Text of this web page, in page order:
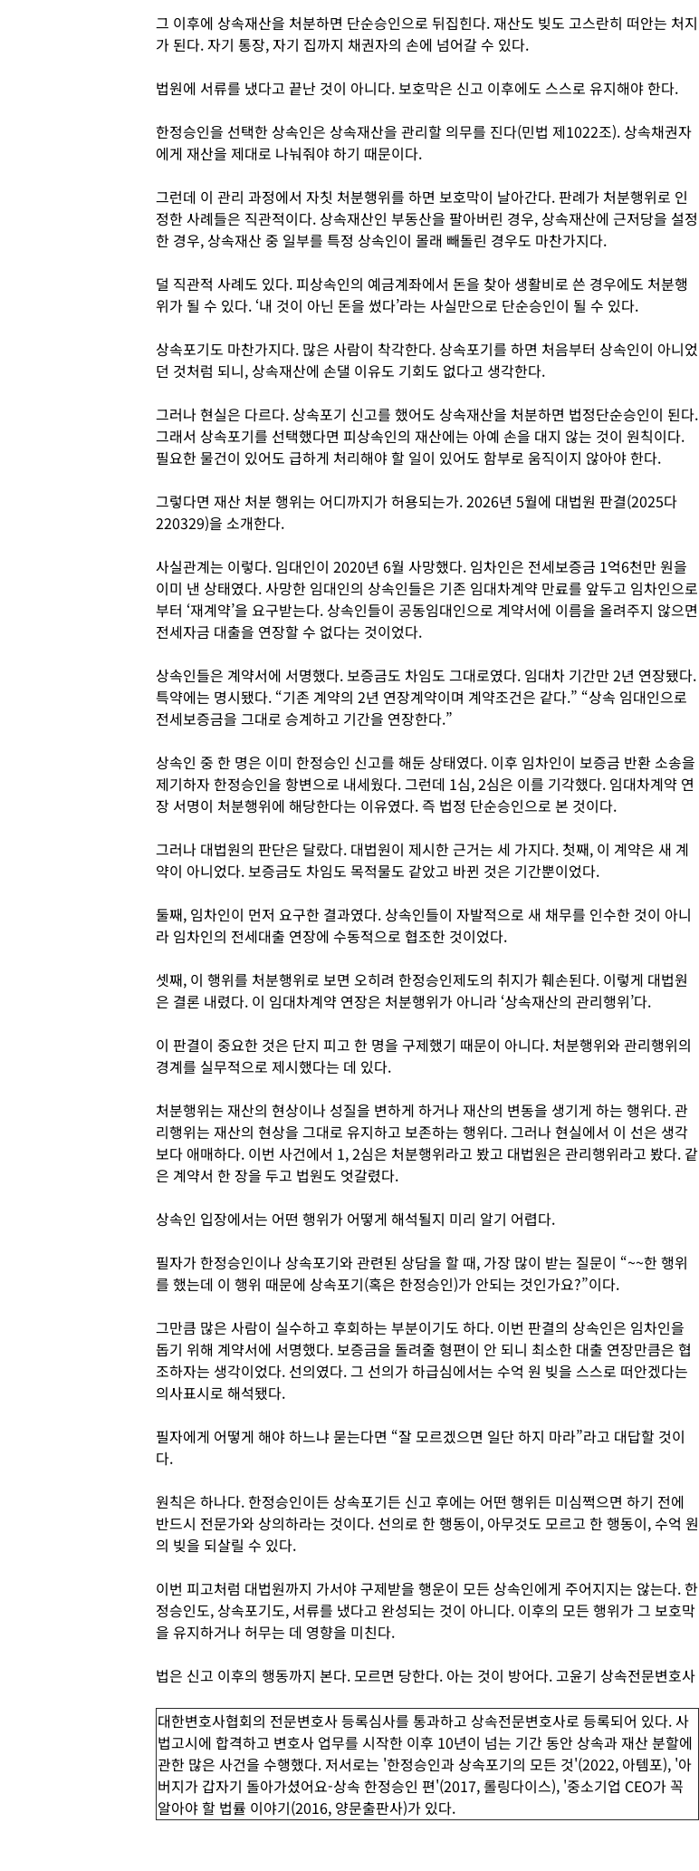
그 이후에 상속재산을 처분하면 단순승인으로 뒤집힌다. 재산도 빚도 고스란히 떠안는 처지
가 된다. 자기 통장, 자기 집까지 채권자의 손에 넘어갈 수 있다.
법원에 서류를 냈다고 끝난 것이 아니다. 보호막은 신고 이후에도 스스로 유지해야 한다.
한정승인을 선택한 상속인은 상속재산을 관리할 의무를 진다(민법 제1022조). 상속채권자
에게 재산을 제대로 나눠줘야 하기 때문이다.
그런데 이 관리 과정에서 자칫 처분행위를 하면 보호막이 날아간다. 판례가 처분행위로 인
정한 사례들은 직관적이다. 상속재산인 부동산을 팔아버린 경우, 상속재산에 근저당을 설정
한 경우, 상속재산 중 일부를 특정 상속인이 몰래 빼돌린 경우도 마찬가지다.
덜 직관적 사례도 있다. 피상속인의 예금계좌에서 돈을 찾아 생활비로 쓴 경우에도 처분행
위가 될 수 있다. ‘내 것이 아닌 돈을 썼다’라는 사실만으로 단순승인이 될 수 있다.
상속포기도 마찬가지다. 많은 사람이 착각한다. 상속포기를 하면 처음부터 상속인이 아니었
던 것처럼 되니, 상속재산에 손댈 이유도 기회도 없다고 생각한다.
그러나 현실은 다르다. 상속포기 신고를 했어도 상속재산을 처분하면 법정단순승인이 된다.
그래서 상속포기를 선택했다면 피상속인의 재산에는 아예 손을 대지 않는 것이 원칙이다.
필요한 물건이 있어도 급하게 처리해야 할 일이 있어도 함부로 움직이지 않아야 한다.
그렇다면 재산 처분 행위는 어디까지가 허용되는가. 2026년 5월에 대법원 판결(2025다
220329)을 소개한다.
사실관계는 이렇다. 임대인이 2020년 6월 사망했다. 임차인은 전세보증금 1억6천만 원을
이미 낸 상태였다. 사망한 임대인의 상속인들은 기존 임대차계약 만료를 앞두고 임차인으로
부터 ‘재계약’을 요구받는다. 상속인들이 공동임대인으로 계약서에 이름을 올려주지 않으면
전세자금 대출을 연장할 수 없다는 것이었다.
상속인들은 계약서에 서명했다. 보증금도 차임도 그대로였다. 임대차 기간만 2년 연장됐다.
특약에는 명시됐다. “기존 계약의 2년 연장계약이며 계약조건은 같다.” “상속 임대인으로
전세보증금을 그대로 승계하고 기간을 연장한다.”
상속인 중 한 명은 이미 한정승인 신고를 해둔 상태였다. 이후 임차인이 보증금 반환 소송을
제기하자 한정승인을 항변으로 내세웠다. 그런데 1심, 2심은 이를 기각했다. 임대차계약 연
장 서명이 처분행위에 해당한다는 이유였다. 즉 법정 단순승인으로 본 것이다.
그러나 대법원의 판단은 달랐다. 대법원이 제시한 근거는 세 가지다. 첫째, 이 계약은 새 계
약이 아니었다. 보증금도 차임도 목적물도 같았고 바뀐 것은 기간뿐이었다.
둘째, 임차인이 먼저 요구한 결과였다. 상속인들이 자발적으로 새 채무를 인수한 것이 아니
라 임차인의 전세대출 연장에 수동적으로 협조한 것이었다.
셋째, 이 행위를 처분행위로 보면 오히려 한정승인제도의 취지가 훼손된다. 이렇게 대법원
은 결론 내렸다. 이 임대차계약 연장은 처분행위가 아니라 ‘상속재산의 관리행위’다.
이 판결이 중요한 것은 단지 피고 한 명을 구제했기 때문이 아니다. 처분행위와 관리행위의
경계를 실무적으로 제시했다는 데 있다.
처분행위는 재산의 현상이나 성질을 변하게 하거나 재산의 변동을 생기게 하는 행위다. 관
리행위는 재산의 현상을 그대로 유지하고 보존하는 행위다. 그러나 현실에서 이 선은 생각
보다 애매하다. 이번 사건에서 1, 2심은 처분행위라고 봤고 대법원은 관리행위라고 봤다. 같
은 계약서 한 장을 두고 법원도 엇갈렸다.
상속인 입장에서는 어떤 행위가 어떻게 해석될지 미리 알기 어렵다.
필자가 한정승인이나 상속포기와 관련된 상담을 할 때, 가장 많이 받는 질문이 “~~한 행위
를 했는데 이 행위 때문에 상속포기(혹은 한정승인)가 안되는 것인가요?”이다.
그만큼 많은 사람이 실수하고 후회하는 부분이기도 하다. 이번 판결의 상속인은 임차인을
돕기 위해 계약서에 서명했다. 보증금을 돌려줄 형편이 안 되니 최소한 대출 연장만큼은 협
조하자는 생각이었다. 선의였다. 그 선의가 하급심에서는 수억 원 빚을 스스로 떠안겠다는
의사표시로 해석됐다.
필자에게 어떻게 해야 하느냐 묻는다면 “잘 모르겠으면 일단 하지 마라”라고 대답할 것이
다.
원칙은 하나다. 한정승인이든 상속포기든 신고 후에는 어떤 행위든 미심쩍으면 하기 전에
반드시 전문가와 상의하라는 것이다. 선의로 한 행동이, 아무것도 모르고 한 행동이, 수억 원
의 빚을 되살릴 수 있다.
이번 피고처럼 대법원까지 가서야 구제받을 행운이 모든 상속인에게 주어지지는 않는다. 한
정승인도, 상속포기도, 서류를 냈다고 완성되는 것이 아니다. 이후의 모든 행위가 그 보호막
을 유지하거나 허무는 데 영향을 미친다.
법은 신고 이후의 행동까지 본다. 모르면 당한다. 아는 것이 방어다. 고윤기 상속전문변호사
대한변호사협회의 전문변호사 등록심사를 통과하고 상속전문변호사로 등록되어 있다. 사
법고시에 합격하고 변호사 업무를 시작한 이후 10년이 넘는 기간 동안 상속과 재산 분할에
관한 많은 사건을 수행했다. 저서로는 '한정승인과 상속포기의 모든 것'(2022, 아템포), '아
버지가 갑자기 돌아가셨어요-상속 한정승인 편'(2017, 롤링다이스), '중소기업 CEO가 꼭
알아야 할 법률 이야기(2016, 양문출판사)가 있다.